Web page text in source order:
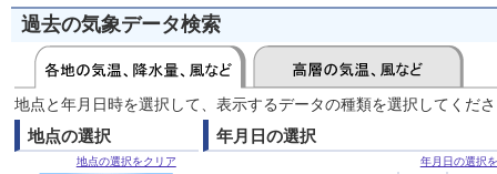
過去の気象データ検索
地点と年月日時を選択して、表示するデータの種類を選択してくだ
地点の選択
地点の選択をクリア
年月日の選択
年月日の選択